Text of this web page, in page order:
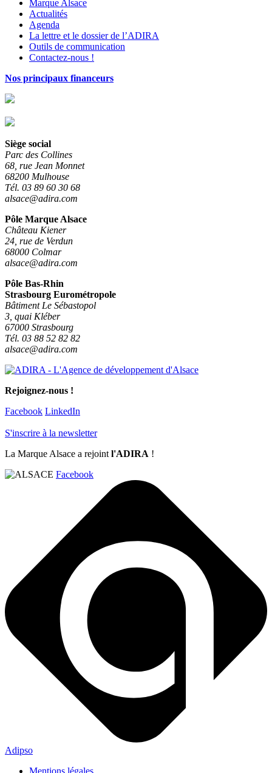
Marque Alsace
Actualités
Agenda
La lettre et le dossier de l’ADIRA
Outils de communication
Contactez-nous !
Nos principaux financeurs
Siège social
Parc des Collines
68, rue Jean Monnet
68200 Mulhouse
Tél. 03 89 60 30 68
alsace@adira.com
Pôle Marque Alsace
Château Kiener
24, rue de Verdun
68000 Colmar
alsace@adira.com
Pôle Bas-Rhin
Strasbourg Eurométropole
Bâtiment Le Sébastopol
3, quai Kléber
67000 Strasbourg
Tél. 03 88 52 82 82
alsace@adira.com
Rejoignez-nous !
Facebook LinkedIn
S'inscrire à la newsletter
La Marque Alsace a rejoint l'ADIRA !
Facebook
Adipso
Mentions légales